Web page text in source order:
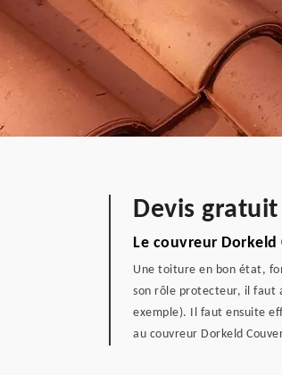
Devis
Le couvreur
Une toiture en bon état,
son rôle protecteur, il faut
exemple). Il faut ensuite
au couvreur Dorkeld